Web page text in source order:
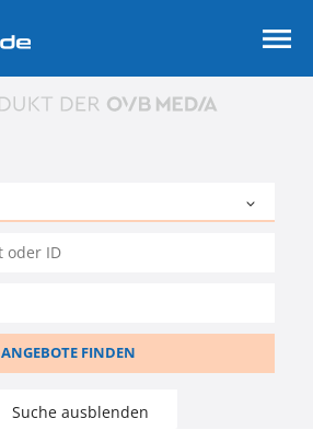
ANGEBOTE FINDEN
Suche ausblenden